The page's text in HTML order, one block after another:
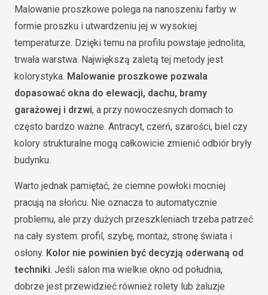
Malowanie proszkowe polega na nanoszeniu farby w
formie proszku i utwardzeniu jej w wysokiej
temperaturze. Dzięki temu na profilu powstaje jednolita,
trwała warstwa. Największą zaletą tej metody jest
kolorystyka. Malowanie proszkowe pozwala
dopasować okna do elewacji, dachu, bramy
garażowej i drzwi, a przy nowoczesnych domach to
często bardzo ważne. Antracyt, czerń, szarości, biel czy
kolory strukturalne mogą całkowicie zmienić odbiór bryły
budynku.
Warto jednak pamiętać, że ciemne powłoki mocniej
pracują na słońcu. Nie oznacza to automatycznie
problemu, ale przy dużych przeszkleniach trzeba patrzeć
na cały system: profil, szybę, montaż, stronę świata i
osłony. Kolor nie powinien być decyzją oderwaną od
techniki. Jeśli salon ma wielkie okno od południa,
dobrze jest przewidzieć również rolety lub żaluzje